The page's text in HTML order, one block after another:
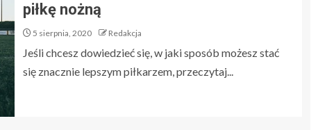
piłkę nożną
5 sierpnia, 2020 Redakcja
Jeśli chcesz dowiedzieć się, w jaki sposób możesz stać
się znacznie lepszym piłkarzem, przeczytaj...